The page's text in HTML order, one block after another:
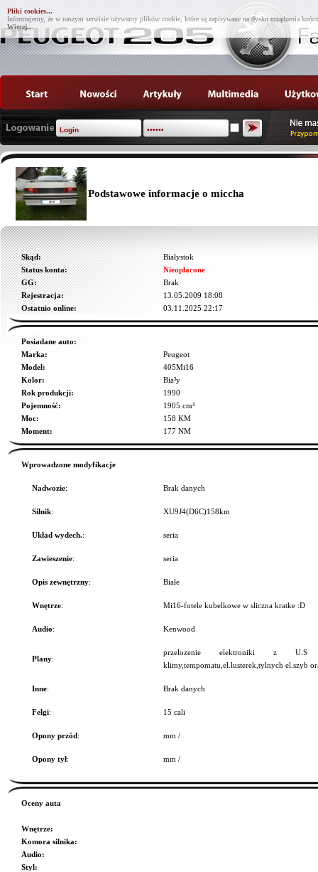
Pliki cookies...
Informujemy, że w naszym serwisie używamy plików cookie, które są zapisywane na dysku urządzenia
Więcej...
Podstawowe informacje o miccha
Skąd:
Białystok
Status konta:
Nieopłacone
GG:
Brak
Rejestracja:
13.05.2009 18:08
Ostatnio online:
03.11.2025 22:17
Posiadane auto:
Marka:
Peugeot
Model:
405Mi16
Kolor:
Bia³y
Rok produkcji:
1990
Pojemność:
1905 cm³
Moc:
158 KM
Moment:
177 NM
Wprowadzone modyfikacje
Nadwozie: Brak danych
Silnik: XU9J4(D6C)158km
Układ wydech.: seria
Zawieszenie: seria
Opis zewnętrzny: Białe
Wnętrze: Mi16-fotele kubelkowe w sliczna kratke :D
Audio: Kenwood
Plany:
przelozenie elektroniki z U.S
klimy,tempomatu,el.lusterek,tylnych el.szyb
Inne: Brak danych
Felgi: 15 cali
Opony przód: mm /
Opony tył: mm /
Oceny auta
Wnętrze:
Komora silnika:
Audio:
Styl: